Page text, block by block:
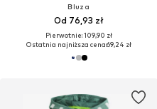
Bluza
Od 76,93 zł
Pierwotnie: 109,90 zł
Ostatnia najniższa cena:69,24 zł